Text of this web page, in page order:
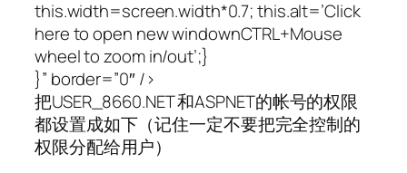
this.width=screen.width*0.7; this.alt=’Click
here to open new windownCTRL+Mouse
wheel to zoom in/out’;}
}” border=”0″ />
把USER_8660.NET 和ASPNET的帐号的权限
都设置成如下（记住一定不要把完全控制的
权限分配给用户）